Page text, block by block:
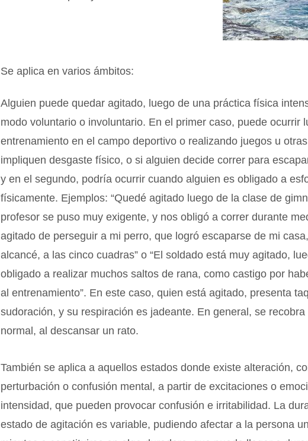
Se aplica en varios ámbitos:
Alguien puede quedar agitado, luego de una práctica física
modo voluntario o involuntario. En el primer caso, puede ocurrir
entrenamiento en el campo deportivo o realizando juegos u
impliquen desgaste físico, o si alguien decide correr para
y en el segundo, podría ocurrir cuando alguien es obligado a
físicamente. Ejemplos: “Quedé agitado luego de la clase de
profesor se puso muy exigente, y nos obligó a correr durante
agitado de perseguir a mi perro, que logró escaparse de mi
alcancé, a las cinco cuadras” o “El soldado está muy agitado,
obligado a realizar muchos saltos de rana, como castigo por
al entrenamiento”. En este caso, quien está agitado, presenta
sudoración, y su respiración es jadeante. En general, se recobra
normal, al descansar un rato.
También se aplica a aquellos estados donde existe alteración,
perturbación o confusión mental, a partir de excitaciones o
intensidad, que pueden provocar confusión e irritabilidad. La
estado de agitación es variable, pudiendo afectar a la persona